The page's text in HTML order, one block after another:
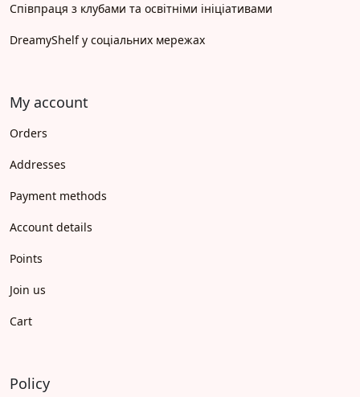
Співпраця з клубами та освітніми ініціативами
DreamyShelf у соціальних мережах
My account
Orders
Addresses
Payment methods
Account details
Points
Join us
Cart
Policy